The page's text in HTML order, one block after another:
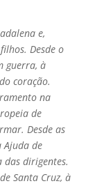
e,
Desde o
guerra, à
coração.
na
de
Desde as
Ajuda de
das dirigentes.
Santa Cruz, à